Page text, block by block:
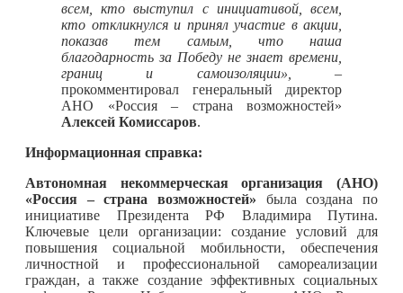
всем, кто выступил с инициативой, всем,
кто откликнулся и принял участие в акции,
показав тем самым, что наша
благодарность за Победу не знает времени,
границ и самоизоляции»,
–
прокомментировал генеральный директор
АНО «Россия – страна возможностей»
Алексей Комиссаров.
Информационная справка:
Автономная некоммерческая организация (АНО)
«Россия – страна возможностей» была создана по
инициативе Президента РФ Владимира Путина.
Ключевые цели организации: создание условий для
повышения социальной мобильности, обеспечения
личностной и профессиональной самореализации
граждан, а также создание эффективных социальных